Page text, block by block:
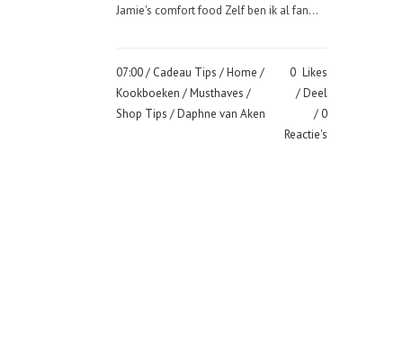
Jamie's comfort food Zelf ben ik al fan...
07:00 / Cadeau Tips /Home /
Kookboeken /Musthaves /
Shop Tips / Daphne van Aken
0 Likes
Deel
0
Reactie's